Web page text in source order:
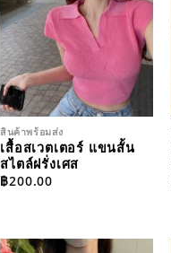
สินค้าพร้อมส่ง
เสื้อสเวตเตอร์ แขนสั้น
สไตล์ฝรั่งเศส
฿200.00